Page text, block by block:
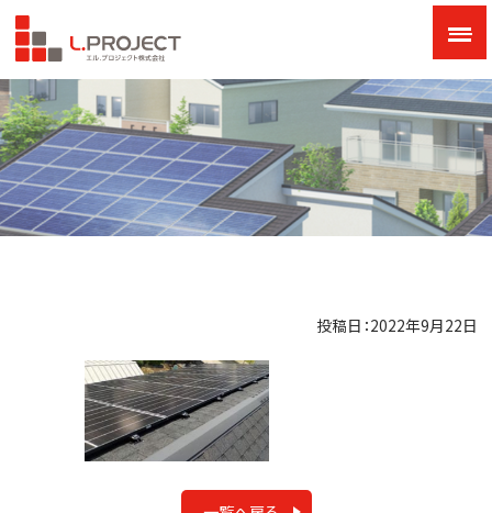
投稿日：2022年9月22日